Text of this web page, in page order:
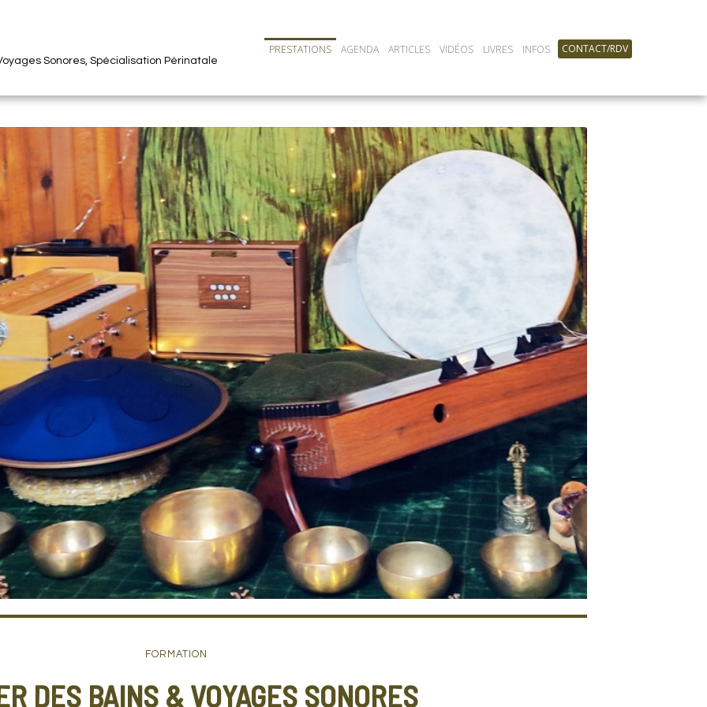
Sonores, Spécialisation Périnatale
PRESTATIONS AGENDA ARTICLES VIDÉOS LIVRES INFOS CONTACT/RDV
FORMATION
DES BAINS & VOYAGES SONORES